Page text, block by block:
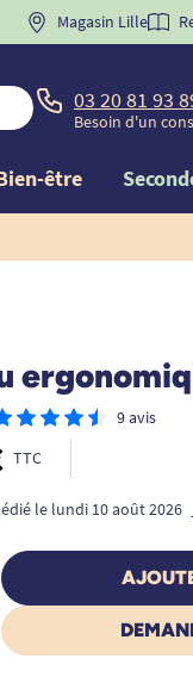
BIENVENUE" pourla
Magasin Lille
03 20 81 93
Besoin d'un
être
9 avis
TTC
le lundi 10 août 2026